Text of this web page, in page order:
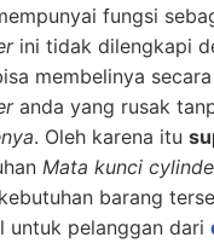
fungsi
ini tidak dilengkapi
membelinya
anda yang rusak
. Oleh karena itu
Mata kunci
barang
untuk pelanggan dari